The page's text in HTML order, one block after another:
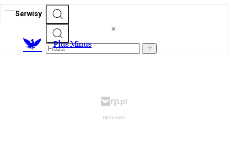
Serwisy
Plus Minus